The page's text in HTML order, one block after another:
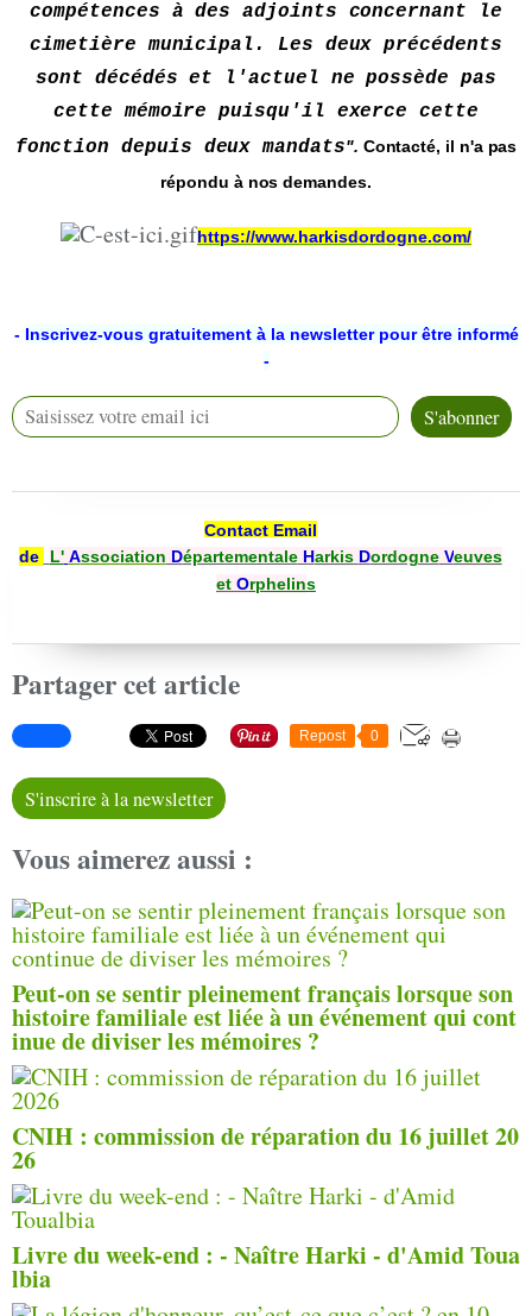
compétences à des adjoints
concernant le
cimetière municipal. Les deux précédents
sont décédés et l'actuel ne possède pas
cette mémoire puisqu'il exerce cette
fonction depuis deux mandats". Contacté, il n'a pas
répondu à nos demandes.
https://www.harkisdordogne.com/
- Inscrivez-vous gratuitement à la newsletter pour être informé
-
Contact Email
de
L' Association DépartementaleHarkis DordogneVeuves
et Orphelins
Partager cet article
Repost 0
S'inscrire à la newsletter
Vous aimerez aussi :
Peut-on se sentir pleinement français lorsque son
histoire familiale est liée à un événement qui cont
inue de diviser les mémoires ?
CNIH : commission de réparation du 16 juillet 20
26
Livre du week-end : - Naître Harki - d'Amid Toua
lbia